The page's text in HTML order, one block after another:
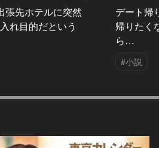
張先ホテルに突然
れ目的だという
デート帰
帰りたく
ら…
#小説